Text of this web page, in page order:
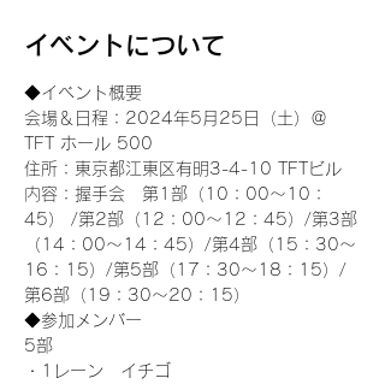
イベントについて
◆イベント概要
会場＆日程：2024年5月25日（土）＠
TFT ホール 500
住所：東京都江東区有明3-4-10 TFTビル
内容：握手会　第1部（10：00～10：
45） /第2部（12：00～12：45）/第3部
（14：00～14：45）/第4部（15：30～
16：15）/第5部（17：30～18：15）/
第6部（19：30～20：15）
◆参加メンバー
5部
・1レーン　イチゴ